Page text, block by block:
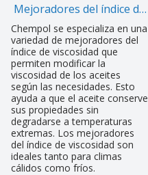
Mejoradores del índice de
viscosidad
Chempol se especializa en una
variedad de mejoradores del
índice de viscosidad que
permiten modificar la
viscosidad de los aceites
según las necesidades. Esto
ayuda a que el aceite conserve
sus propiedades sin
degradarse a temperaturas
extremas. Los mejoradores
del índice de viscosidad son
ideales tanto para climas
cálidos como fríos.